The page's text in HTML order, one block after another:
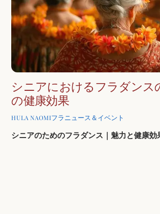
シニアにおけるフラダンス
の健康効果
HULA NAOMIフラニュース＆イベント
シニアのためのフラダンス｜魅力と健康効